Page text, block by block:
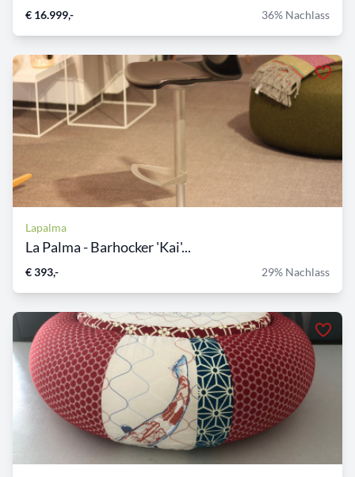
€ 16.999,- 36% Nachlass
Lapalma
La Palma - Barhocker 'Kai'...
€ 393,- 29% Nachlass